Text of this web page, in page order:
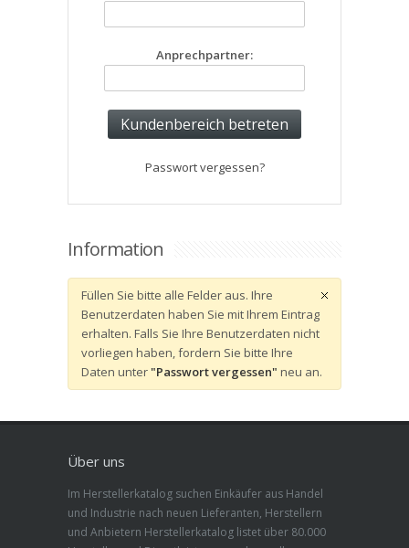
Anprechpartner:
Passwort vergessen?
Information
Füllen Sie bitte alle Felder aus. Ihre
Benutzerdaten haben Sie mit Ihrem Eintrag
erhalten. Falls Sie Ihre Benutzerdaten nicht
vorliegen haben, fordern Sie bitte Ihre
Daten unter"Passwort vergessen" neu an.
Über uns
Im Herstellerkatalog suchen Einkäufer aus Handel
und Industrie nach neuen Lieferanten, Herstellern
und Anbietern Herstellerkatalog listet über 80.000